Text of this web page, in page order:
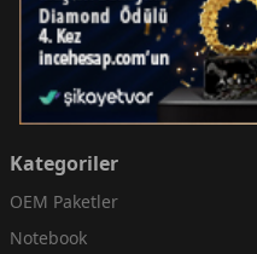
Kategoriler
OEM Paketler
Notebook